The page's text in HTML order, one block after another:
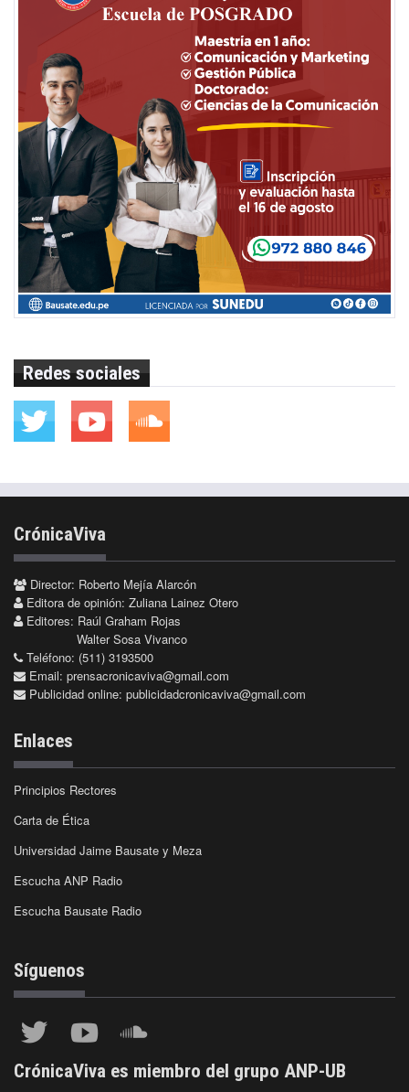
Redes sociales
CrónicaViva
Director: Roberto Mejía Alarcón
Editora de opinión: Zuliana Lainez Otero
Editores: Raúl Graham Rojas
Walter Sosa Vivanco
Teléfono: (511) 3193500
Email: prensacronicaviva@gmail.com
Publicidad online: publicidadcronicaviva@gmail.com
Enlaces
Principios Rectores
Carta de Ética
Universidad Jaime Bausate y Meza
Escucha ANP Radio
Escucha Bausate Radio
Síguenos
CrónicaViva es miembro del grupo ANP-UB